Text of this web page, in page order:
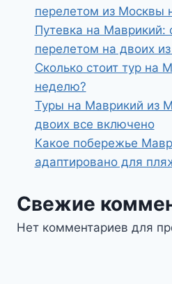
перелетом из Москвы
Путевка на Маврикий:
перелетом на двоих
Сколько стоит тур на
неделю?
Туры на Маврикий из
двоих все включено
Какое побережье
адаптировано для
Свежие
Нет комментариев для